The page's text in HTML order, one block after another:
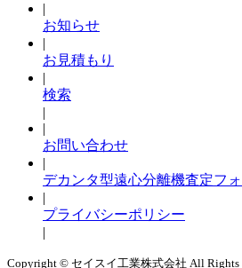
|
お知らせ
|
お見積もり
|
検索
|
|
お問い合わせ
|
デカンタ型遠心分離機査定フ
|
プライバシーポリシー
|
Copyright © セイスイ工業株式会社 All Rights